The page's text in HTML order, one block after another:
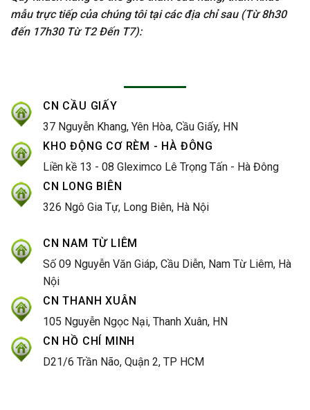
mẫu trực tiếp của chúng tôi tại các địa chỉ sau (Từ 8h30
đến 17h30 Từ T2 Đến T7):
CN CẦU GIẤY
37 Nguyễn Khang, Yên Hòa, Cầu Giấy, HN
KHO ĐỘNG CƠ RÈM - HÀ ĐÔNG
Liền kề 13 - 08 Gleximco Lê Trọng Tấn - Hà Đông
CN LONG BIÊN
326 Ngô Gia Tự, Long Biên, Hà Nội
CN NAM TỪ LIÊM
Số 09 Nguyễn Văn Giáp, Cầu Diễn, Nam Từ Liêm, Hà
Nội
CN THANH XUÂN
105 Nguyễn Ngọc Nại, Thanh Xuân, HN
CN HỒ CHÍ MINH
D21/6 Trần Não, Quận 2, TP HCM